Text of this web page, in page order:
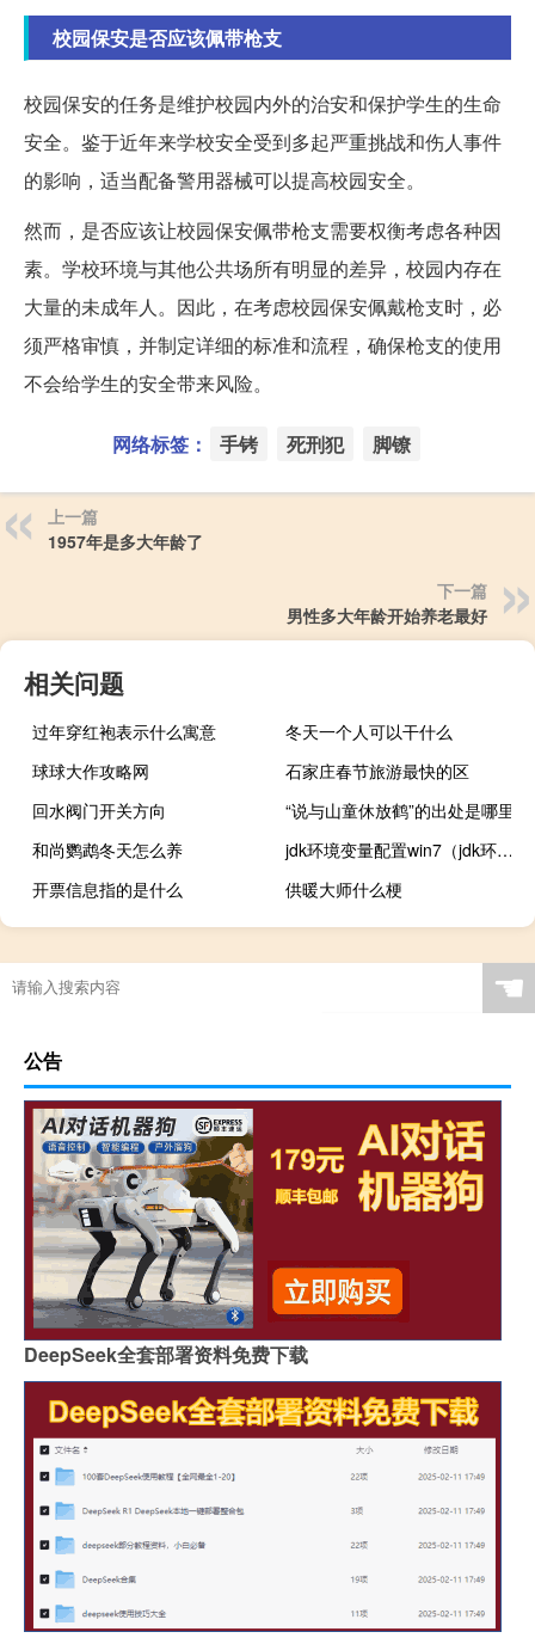
校园保安是否应该佩带枪支
校园保安的任务是维护校园内外的治安和保护学生的生命
安全。鉴于近年来学校安全受到多起严重挑战和伤人事件
的影响，适当配备警用器械可以提高校园安全。
然而，是否应该让校园保安佩带枪支需要权衡考虑各种因
素。学校环境与其他公共场所有明显的差异，校园内存在
大量的未成年人。因此，在考虑校园保安佩戴枪支时，必
须严格审慎，并制定详细的标准和流程，确保枪支的使用
不会给学生的安全带来风险。
网络标签： 手铐 死刑犯 脚镣
上一篇
1957年是多大年龄了
下一篇
男性多大年龄开始养老最好
相关问题
过年穿红袍表示什么寓意
冬天一个人可以干什么
球球大作攻略网
石家庄春节旅游最快的区
回水阀门开关方向
“说与山童休放鹤”的出处是哪里
和尚鹦鹉冬天怎么养
jdk环境变量配置win7（jdk环境变量配置）
开票信息指的是什么
供暖大师什么梗
☚
公告
DeepSeek全套部署资料免费下载